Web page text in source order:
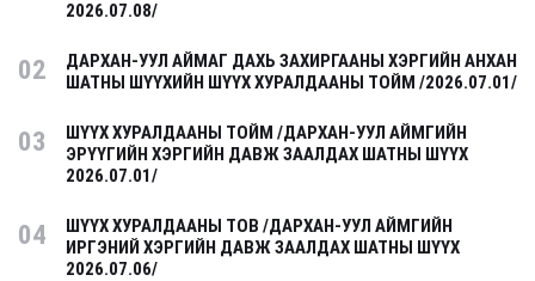
2026.07.08/
02
ДАРХАН-УУЛ АЙМАГ ДАХЬ ЗАХИРГААНЫ ХЭРГИЙН АНХАН
ШАТНЫ ШҮҮХИЙН ШҮҮХ ХУРАЛДААНЫ ТОЙМ /2026.07.01/
03
ШҮҮХ ХУРАЛДААНЫ ТОЙМ /ДАРХАН-УУЛ АЙМГИЙН
ЭРҮҮГИЙН ХЭРГИЙН ДАВЖ ЗААЛДАХ ШАТНЫ ШҮҮХ
2026.07.01/
04
ШҮҮХ ХУРАЛДААНЫ ТОВ /ДАРХАН-УУЛ АЙМГИЙН
ИРГЭНИЙ ХЭРГИЙН ДАВЖ ЗААЛДАХ ШАТНЫ ШҮҮХ
2026.07.06/